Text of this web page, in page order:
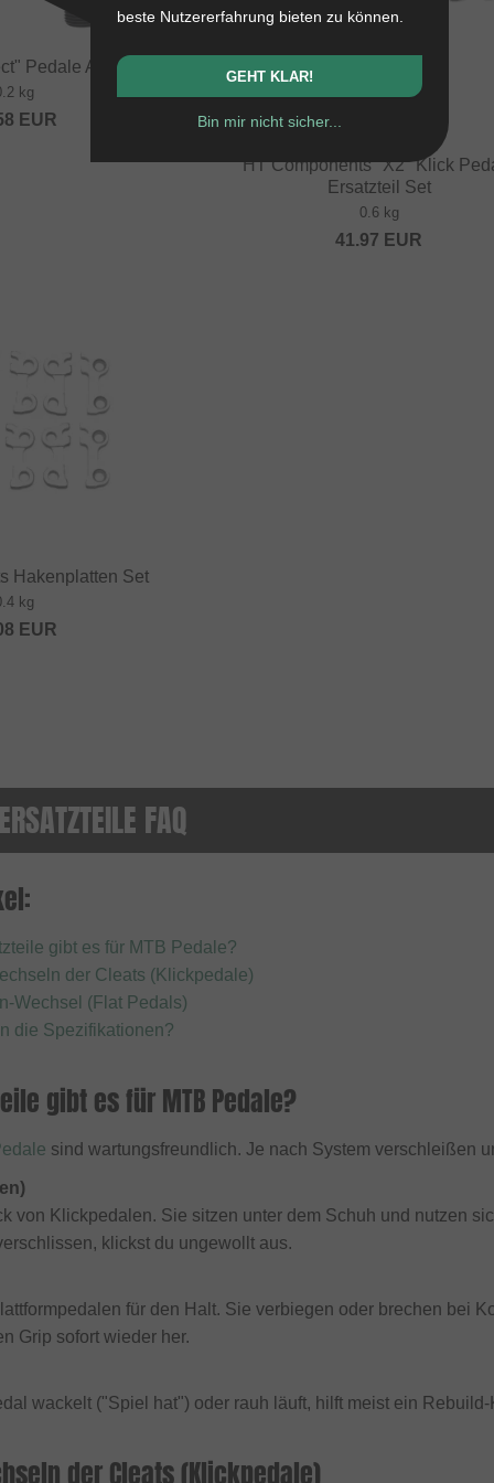
Pedale Achse Set
kg
EUR
HT Components "X2" Klick
Ersatzteil Set
0.6 kg
41.97 EUR
Hakenplatten Set
kg
EUR
FAQ
gibt es für MTB Pedale?
der Cleats (Klickpedale)
Wechsel (Flat Pedals)
die Spezifikationen?
gibt es für MTB Pedale?
sind wartungsfreundlich. Je nach System verschleißen
von Klickpedalen. Sie sitzen unter dem Schuh und nutzen
klickst du ungewollt aus.
für den Halt. Sie verbiegen oder brechen bei
Grip sofort wieder her.
wackelt ("Spiel hat") oder rauh läuft, hilft meist ein
der Cleats (Klickpedale)
beste Nutzererfahrung bieten zu können.
GEHT KLAR!
Bin mir nicht sicher...